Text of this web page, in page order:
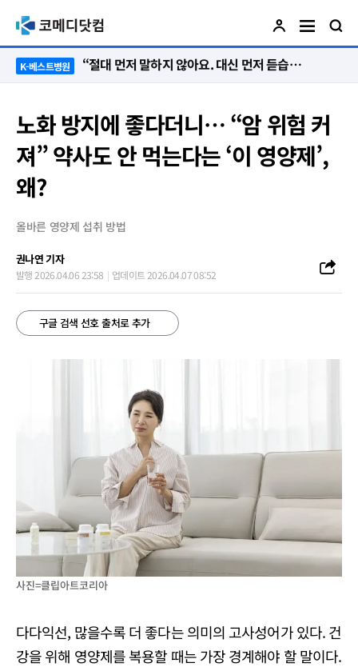
K-베스트병원 “절대 먼저 말하지 않아요. 대신 먼저 듣습니다”
노화 방지에 좋다더니… “암 위험 커
져” 약사도 안 먹는다는 ‘이 영양제’,
왜?
올바른 영양제 섭취 방법
권나연 기자
발행 2026.04.06 23:58 업데이트 2026.04.07 08:52
구글 검색 선호 출처로 추가
사진=클립아트코리아
다다익선, 많을수록 더 좋다는 의미의 고사성어가 있다. 건
강을 위해 영양제를 복용할 때는 가장 경계해야 할 말이다.